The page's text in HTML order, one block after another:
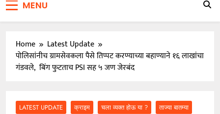
जाळ्यात
वारकरी संप्रदायातील ज्येष्ठ भाविक लक्ष्मण भाऊसाहेब भुजबळ
यांचे दुःखद निधन
MENU
Home
Latest Update
पोलिसांनीच ग्रामसेवकला पैसे तिप्पट करण्याच्या बहाण्याने १६ लाखांचा
गंडवले, बिंग फुटताच PSI सह ५ जण जेरबंद
LATEST UPDATE क्राइम चला व्यक्त होऊ या ?
ताज्या बातम्या